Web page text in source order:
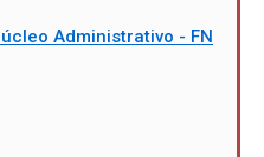
Administrativo - FN